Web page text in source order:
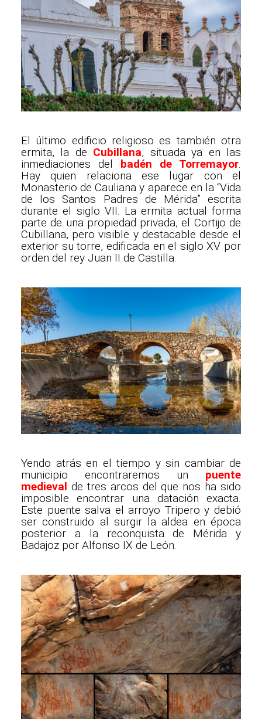
El último edificio religioso es también otra
ermita, la de Cubillana, situada ya en las
inmediaciones del badén de Torremayor.
Hay quien relaciona ese lugar con el
Monasterio de Cauliana y aparece en la “Vida
de los Santos Padres de Mérida” escrita
durante el siglo VII. La ermita actual forma
parte de una propiedad privada, el Cortijo de
Cubillana, pero visible y destacable desde el
exterior su torre, edificada en el siglo XV por
orden del rey Juan II de Castilla.
Yendo atrás en el tiempo y sin cambiar de
municipio encontraremos un puente
medieval de tres arcos del que nos ha sido
imposible encontrar una datación exacta.
Este puente salva el arroyo Tripero y debió
ser construido al surgir la aldea en época
posterior a la reconquista de Mérida y
Badajoz por Alfonso IX de León.